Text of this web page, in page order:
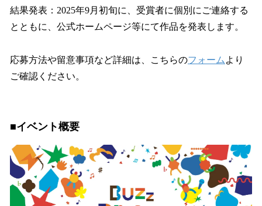
結果発表：2025年9月初旬に、受賞者に個別にご連絡する
とともに、公式ホームページ等にて作品を発表します。
応募方法や留意事項など詳細は、こちらのフォーム より
ご確認ください。
■イベント概要